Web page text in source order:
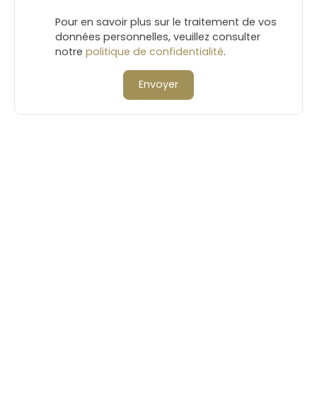
Pour en savoir plus sur le traitement de vos
données personnelles, veuillez consulter
notre politique de confidentialité.
Envoyer